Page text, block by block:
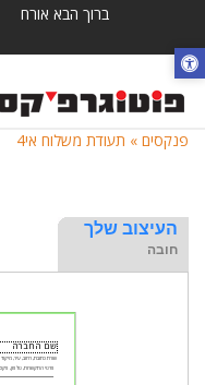
ברוך הבא אורח
פנקסים » תעודת משלוח אי4
העיצוב שלך
חובה